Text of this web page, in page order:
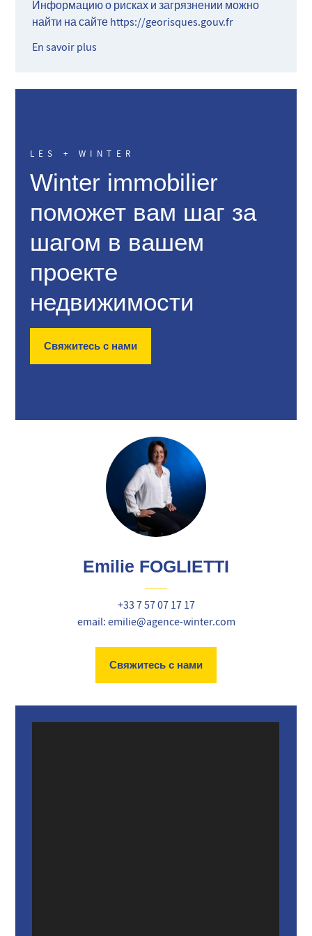
Информацию о рисках и загрязнении можно
найти на сайте https://georisques.gouv.fr
En savoir plus
LES + WINTER
Winter immobilier
поможет вам шаг за
шагом в вашем
проекте
недвижимости
Свяжитесь с нами
Emilie FOGLIETTI
+33 7 57 07 17 17
email: emilie@agence-winter.com
Свяжитесь с нами